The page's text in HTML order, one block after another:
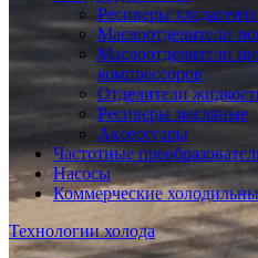
Ресиверы
Маслоотделители
Маслоотделители
компрессоров
Отделители
Ресиверы масляные
Аксессуары
Частотные
Насосы
Коммерческие
Технологии холода